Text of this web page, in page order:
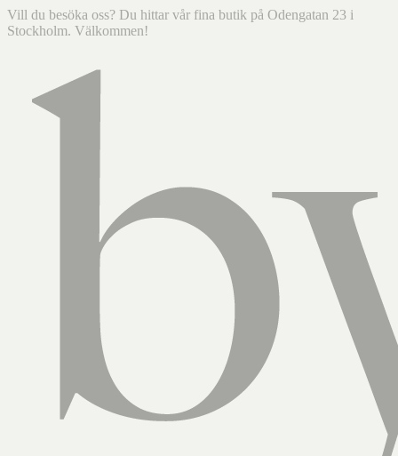
Vill du besöka oss? Du hittar vår fina butik på Odengatan 23 i
Stockholm. Välkommen!